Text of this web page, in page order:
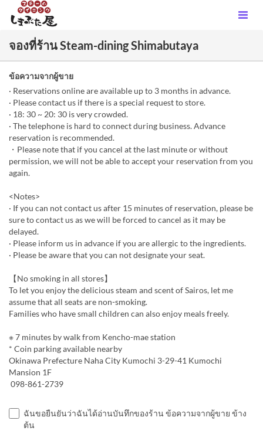
จองที่ร้าน Steam-dining Shimabutaya
ข้อความจากผู้ขาย
· Reservations online are available up to 3 months in advance.
· Please contact us if there is a special request to store.
· 18: 30 ~ 20: 30 is very crowded.
· The telephone is hard to connect during business. Advance
reservation is recommended.
・Please note that if you cancel at the last minute or without
permission, we will not be able to accept your reservation from you
again.
<Notes>
· If you can not contact us after 15 minutes of reservation, please be
sure to contact us as we will be forced to cancel as it may be
delayed.
· Please inform us in advance if you are allergic to the ingredients.
· Please be aware that you can not designate your seat.
【No smoking in all stores】
To let you enjoy the delicious steam and scent of Sairos, let me
assume that all seats are non-smoking.
Families who have small children can also enjoy meals freely.
※ 7 minutes by walk from Kencho-mae station
* Coin parking available nearby
Okinawa Prefecture Naha City Kumochi 3-29-41 Kumochi
Mansion 1F
098-861-2739
ฉันขอยืนยันว่าฉันได้อ่านบันทึกของร้าน ข้อความจากผู้ขาย ข้าง
ต้น